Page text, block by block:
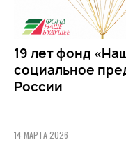
19 лет фонд
социальное
России
14 МАРТА 2026